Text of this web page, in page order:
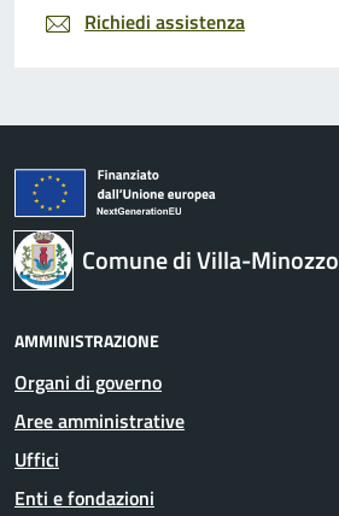
Richiedi assistenza
Comune di Villa-Minozzo
AMMINISTRAZIONE
Organi di governo
Aree amministrative
Uffici
Enti e fondazioni